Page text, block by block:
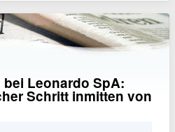
Leonardo SpA:
Schritt inmitten von